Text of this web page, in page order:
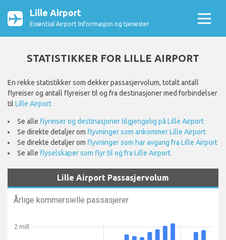
Lille Airport
Essential Airport Informasjon og tjenester
STATISTIKKER FOR LILLE AIRPORT
En rekke statistikker som dekker passasjervolum, totalt antall
flyreiser og antall flyreiser til og fra destinasjoner med forbindelser
til Lille Airport
Se alle flyreiser og destinasjoner tilgjengelig på Lille Airport
Se direkte detaljer om flyvninger som ankommer Lille Airport
Se direkte detaljer om flyvninger som har avgang fra Lille Airport
Se alle flyselskaper som flyr til og fra Lille Airport
Lille Airport Passasjervolum
Årlige kommersielle passasjerer
2 mill.